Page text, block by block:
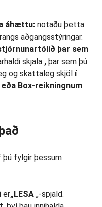
áhættu: notaðu þetta
aðgangsstýringar.
þar sem
skjala , þar sem þú
og skattaleg skjöl í
Box-reikningnum
fylgir þessum
er„LESA „-spjald.